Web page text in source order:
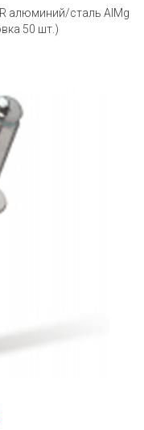
алюминий/сталь AlMg
50 шт.)